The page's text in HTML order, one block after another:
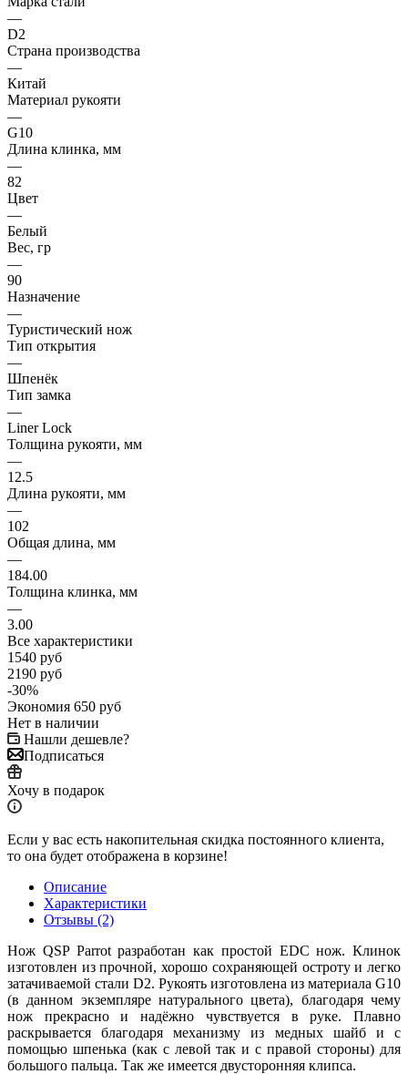
—
D2
Страна производства
—
Китай
Материал рукояти
—
G10
Длина клинка, мм
—
82
Цвет
—
Белый
Вес, гр
—
90
Назначение
—
Туристический нож
Тип открытия
—
Шпенёк
Тип замка
—
Liner Lock
Толщина рукояти, мм
—
12.5
Длина рукояти, мм
—
102
Общая длина, мм
—
184.00
Толщина клинка, мм
—
3.00
Все характеристики
1540 руб
2190 руб
-30%
Экономия 650 руб
Нет в наличии
Нашли дешевле?
Подписаться
Хочу в подарок
Если у вас есть накопительная скидка постоянного клиента,
то она будет отображена в корзине!
Описание
Характеристики
Отзывы (2)
Нож QSP Parrot разработан как простой EDC нож. Клинок
изготовлен из прочной, хорошо сохраняющей остроту и легко
затачиваемой стали D2. Рукоять изготовлена из материала G10
(в данном экземпляре натурального цвета), благодаря чему
нож прекрасно и надёжно чувствуется в руке. Плавно
раскрывается благодаря механизму из медных шайб и с
помощью шпенька (как с левой так и с правой стороны) для
большого пальца. Так же имеется двусторонняя клипса.